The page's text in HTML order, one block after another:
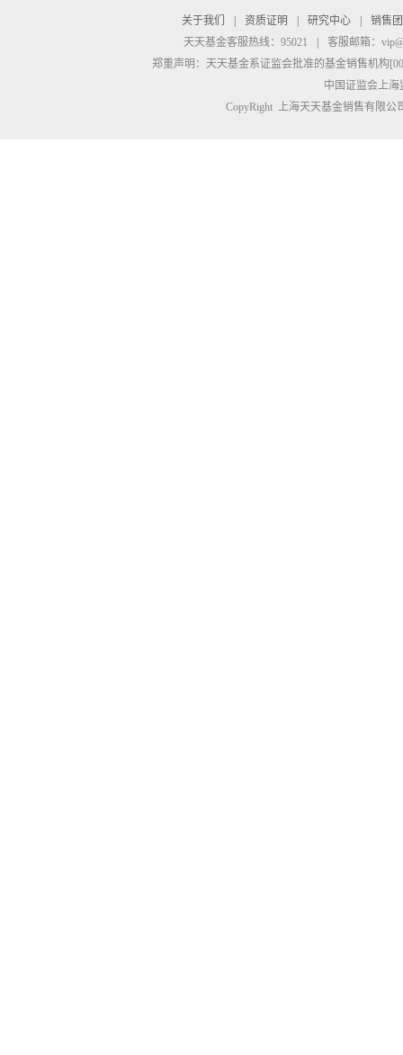
关于我们 资质证明 研究中心
销售
天天基金客服热线：95021
客服邮箱：
郑重声明： 天天基金系证监会批准的基金销售机构
中国证监会上
CopyRight 上海天天基金销售有限